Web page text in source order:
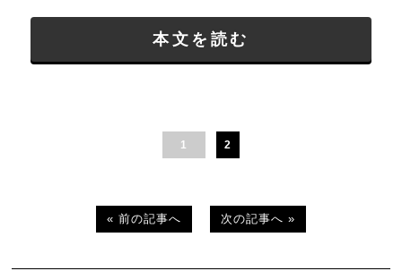
本文を読む
1 2
« 前の記事へ 次の記事へ »